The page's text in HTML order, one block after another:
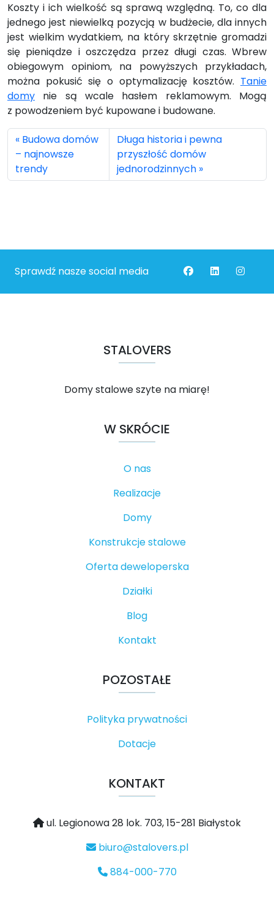
Koszty i ich wielkość są sprawą względną. To, co dla
jednego jest niewielką pozycją w budżecie, dla innych
jest wielkim wydatkiem, na który skrzętnie gromadzi
się pieniądze i oszczędza przez długi czas. Wbrew
obiegowym opiniom, na powyższych przykładach,
można pokusić się o optymalizację kosztów. Tanie
domy nie są wcale hasłem reklamowym. Mogą
z powodzeniem być kupowane i budowane.
Budowa domów
– najnowsze
trendy
Długa historia i pewna
przyszłość domów
jednorodzinnych
Sprawdź nasze social media
STALOVERS
Domy stalowe szyte na miarę!
W SKRÓCIE
O nas
Realizacje
Domy
Konstrukcje stalowe
Oferta deweloperska
Działki
Blog
Kontakt
POZOSTAŁE
Polityka prywatności
Dotacje
KONTAKT
ul. Legionowa 28 lok. 703, 15-281 Białystok
biuro@stalovers.pl
884-000-770